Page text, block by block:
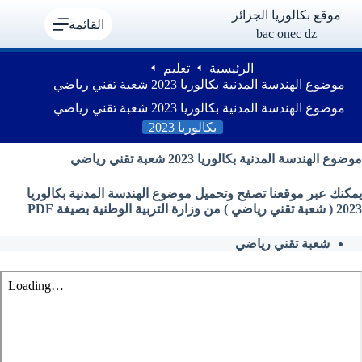
موقع بكالوريا الجزائر
bac onec dz
القائمة
الرئيسية
تعليم
موضوع الهندسة المدنية بكالوريا 2023 شعبة تقني رياضي
موضوع الهندسة المدنية بكالوريا 2023 شعبة تقني رياضي
بكالوريا 2023
موضوع الهندسة المدنية بكالوريا 2023 شعبة تقني رياضي
يمكنك عبر موقعنا تصفح وتحميل موضوع الهندسة المدنية بكالوريا
2023 ( شعبة تقني رياضي ) من وزارة التربية الوطنية بصيغة PDF
شعبة تقني رياضي